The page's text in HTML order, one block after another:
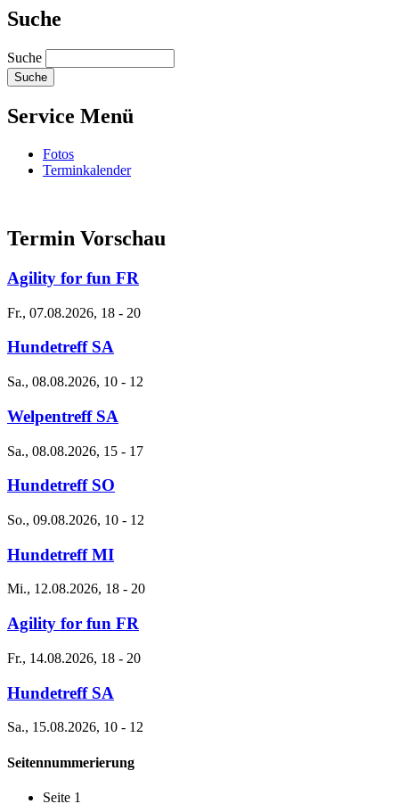
Suche
Suche
Service Menü
Fotos
Terminkalender
Termin Vorschau
Agility for fun FR
Fr., 07.08.2026, 18 - 20
Hundetreff SA
Sa., 08.08.2026, 10 - 12
Welpentreff SA
Sa., 08.08.2026, 15 - 17
Hundetreff SO
So., 09.08.2026, 10 - 12
Hundetreff MI
Mi., 12.08.2026, 18 - 20
Agility for fun FR
Fr., 14.08.2026, 18 - 20
Hundetreff SA
Sa., 15.08.2026, 10 - 12
Seitennummerierung
Seite 1